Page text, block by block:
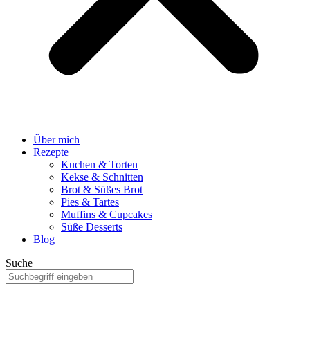
Über mich
Rezepte
Kuchen & Torten
Kekse & Schnitten
Brot & Süßes Brot
Pies & Tartes
Muffins & Cupcakes
Süße Desserts
Blog
Suche